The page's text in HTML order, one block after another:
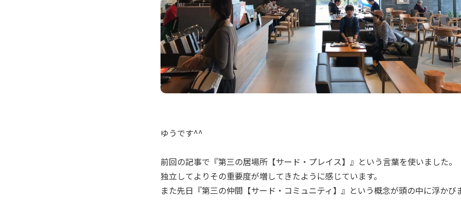
ゆうです^^
前回の記事で『第三の居場所【サード・プレイス】』という言葉を使いました。
独立してよりその重要度が増してきたように感じています。
また先日『第三の仲間【サード・コミュニティ】』という概念が頭の中に浮かび